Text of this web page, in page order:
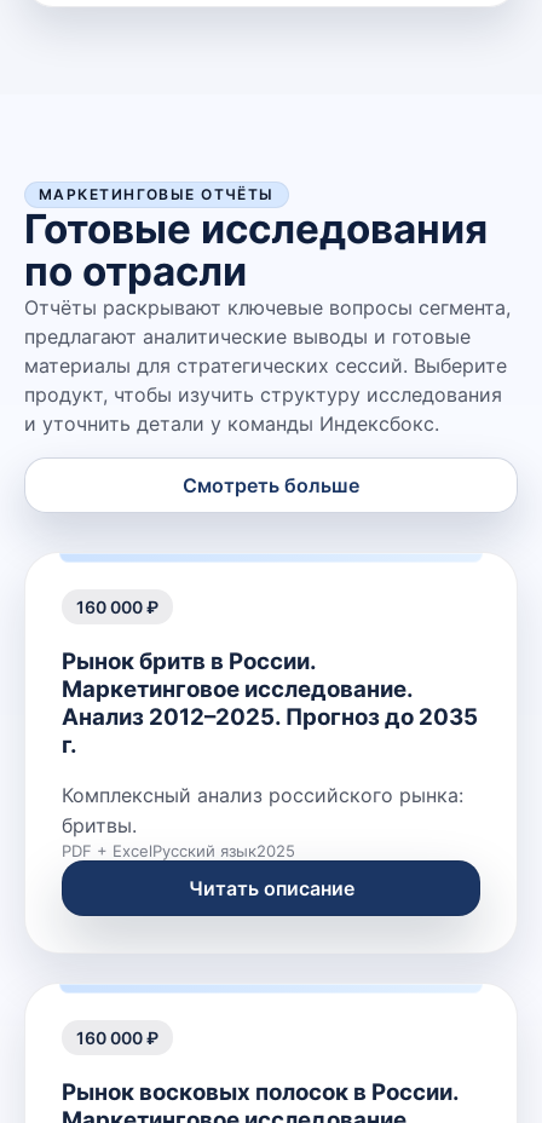
МАРКЕТИНГОВЫЕ ОТЧЁТЫ
Готовые исследования
по отрасли
Отчёты раскрывают ключевые вопросы сегмента,
предлагают аналитические выводы и готовые
материалы для стратегических сессий. Выберите
продукт, чтобы изучить структуру исследования
и уточнить детали у команды Индексбокс.
Смотреть больше
160 000 ₽
Рынок бритв в России.
Маркетинговое исследование.
Анализ 2012–2025. Прогноз до 2035
г.
Комплексный анализ российского рынка:
бритвы.
PDF + ExcelРусский язык2025
Читать описание
160 000 ₽
Рынок восковых полосок в России.